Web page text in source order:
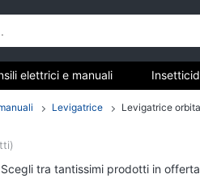
elettrici e manuali
e dipingere Materiale elettrico
Levigatrice Levigatrice
Scegli tra tantissimi prodotti in